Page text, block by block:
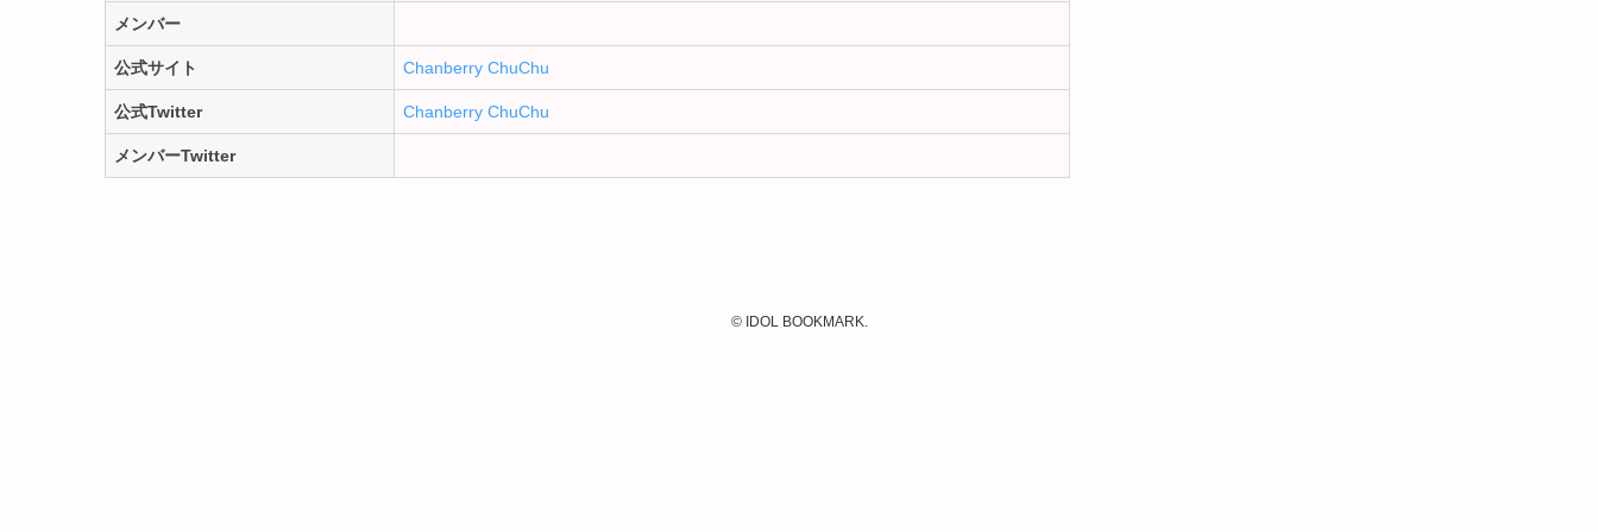
メンバー
公式サイト Chanberry ChuChu
公式Twitter Chanberry ChuChu
メンバーTwitter
©IDOL BOOKMARK.